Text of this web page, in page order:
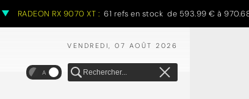
RX 9070 XT : 61 refs en stock de 593.99 € à 970.68 €
VENDREDI, 07 AOÛT 2026
A